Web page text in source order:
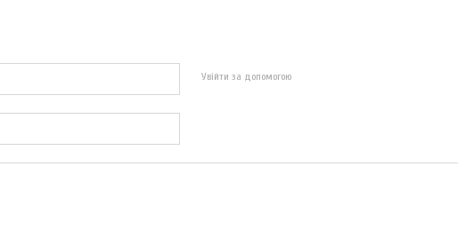
Увійти за допомогою